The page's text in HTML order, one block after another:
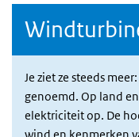
Je ziet ze steeds
genoemd. Op land
elektriciteit op. De